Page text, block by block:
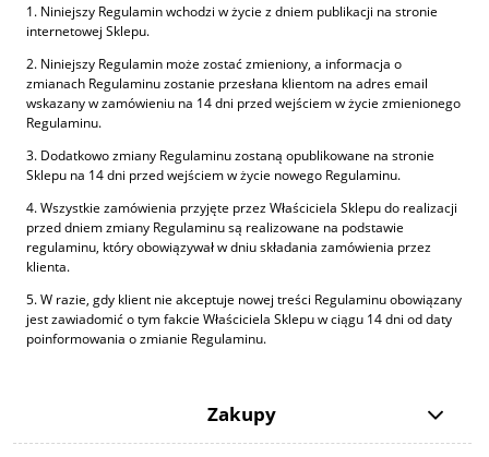
1. Niniejszy Regulamin wchodzi w życie z dniem publikacji na stronie
internetowej Sklepu.
2. Niniejszy Regulamin może zostać zmieniony, a informacja o
zmianach Regulaminu zostanie przesłana klientom na adres email
wskazany w zamówieniu na 14 dni przed wejściem w życie zmienionego
Regulaminu.
3. Dodatkowo zmiany Regulaminu zostaną opublikowane na stronie
Sklepu na 14 dni przed wejściem w życie nowego Regulaminu.
4. Wszystkie zamówienia przyjęte przez Właściciela Sklepu do realizacji
przed dniem zmiany Regulaminu są realizowane na podstawie
regulaminu, który obowiązywał w dniu składania zamówienia przez
klienta.
5. W razie, gdy klient nie akceptuje nowej treści Regulaminu obowiązany
jest zawiadomić o tym fakcie Właściciela Sklepu w ciągu 14 dni od daty
poinformowania o zmianie Regulaminu.
Zakupy